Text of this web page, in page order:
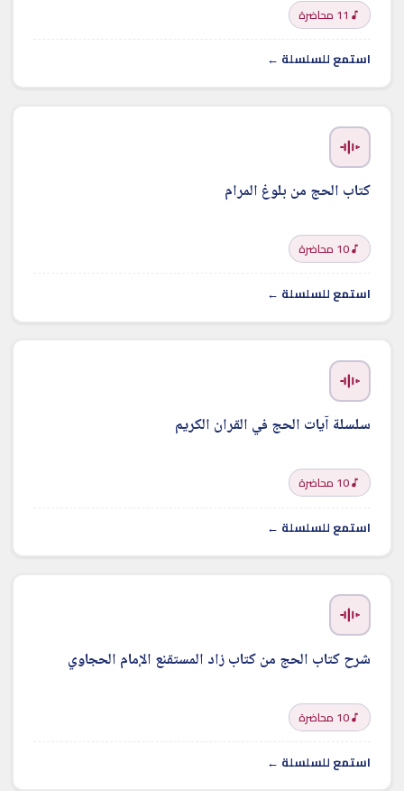
11 محاضرة
استمع للسلسلة ←
كتاب الحج من بلوغ المرام
10 محاضرة
استمع للسلسلة ←
سلسلة آيات الحج في القران الكريم
10 محاضرة
استمع للسلسلة ←
شرح كتاب الحج من كتاب زاد المستقنع الإمام الحجاوي
10 محاضرة
استمع للسلسلة ←